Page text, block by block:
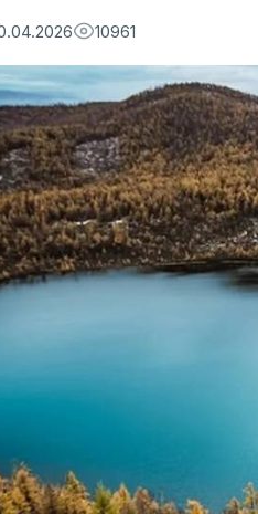
10961